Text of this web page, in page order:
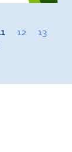
12
13